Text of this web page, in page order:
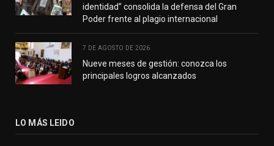
identidad” consolida la defensa del Gran
Poder frente al plagio internacional
7 DE AGOSTO DE 2026
Nueve meses de gestión: conozca los
principales logros alcanzados
LO MÁS LEIDO